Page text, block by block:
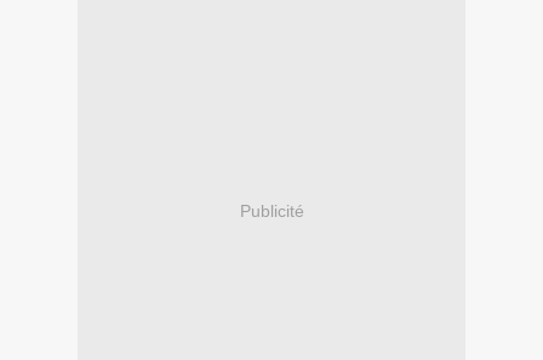
Publicité